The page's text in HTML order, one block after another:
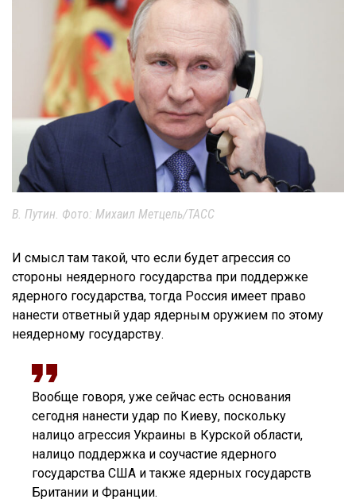
В. Путин. Фото: Михаил Метцель/ТАСС
И смысл там такой, что если будет агрессия со
стороны неядерного государства при поддержке
ядерного государства, тогда Россия имеет право
нанести ответный удар ядерным оружием по этому
неядерному государству.
Вообще говоря, уже сейчас есть основания
сегодня нанести удар по Киеву, поскольку
налицо агрессия Украины в Курской области,
налицо поддержка и соучастие ядерного
государства США и также ядерных государств
Британии и Франции.